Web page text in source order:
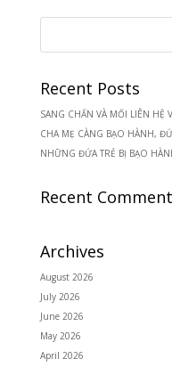
Recent Posts
SANG CHẤN VÀ MỐI LIÊN HỆ
CHA MẸ CÀNG BẠO HÀNH,
NHỮNG ĐỨA TRẺ BỊ BẠO
Recent
Archives
August 2026
July 2026
June 2026
May 2026
April 2026